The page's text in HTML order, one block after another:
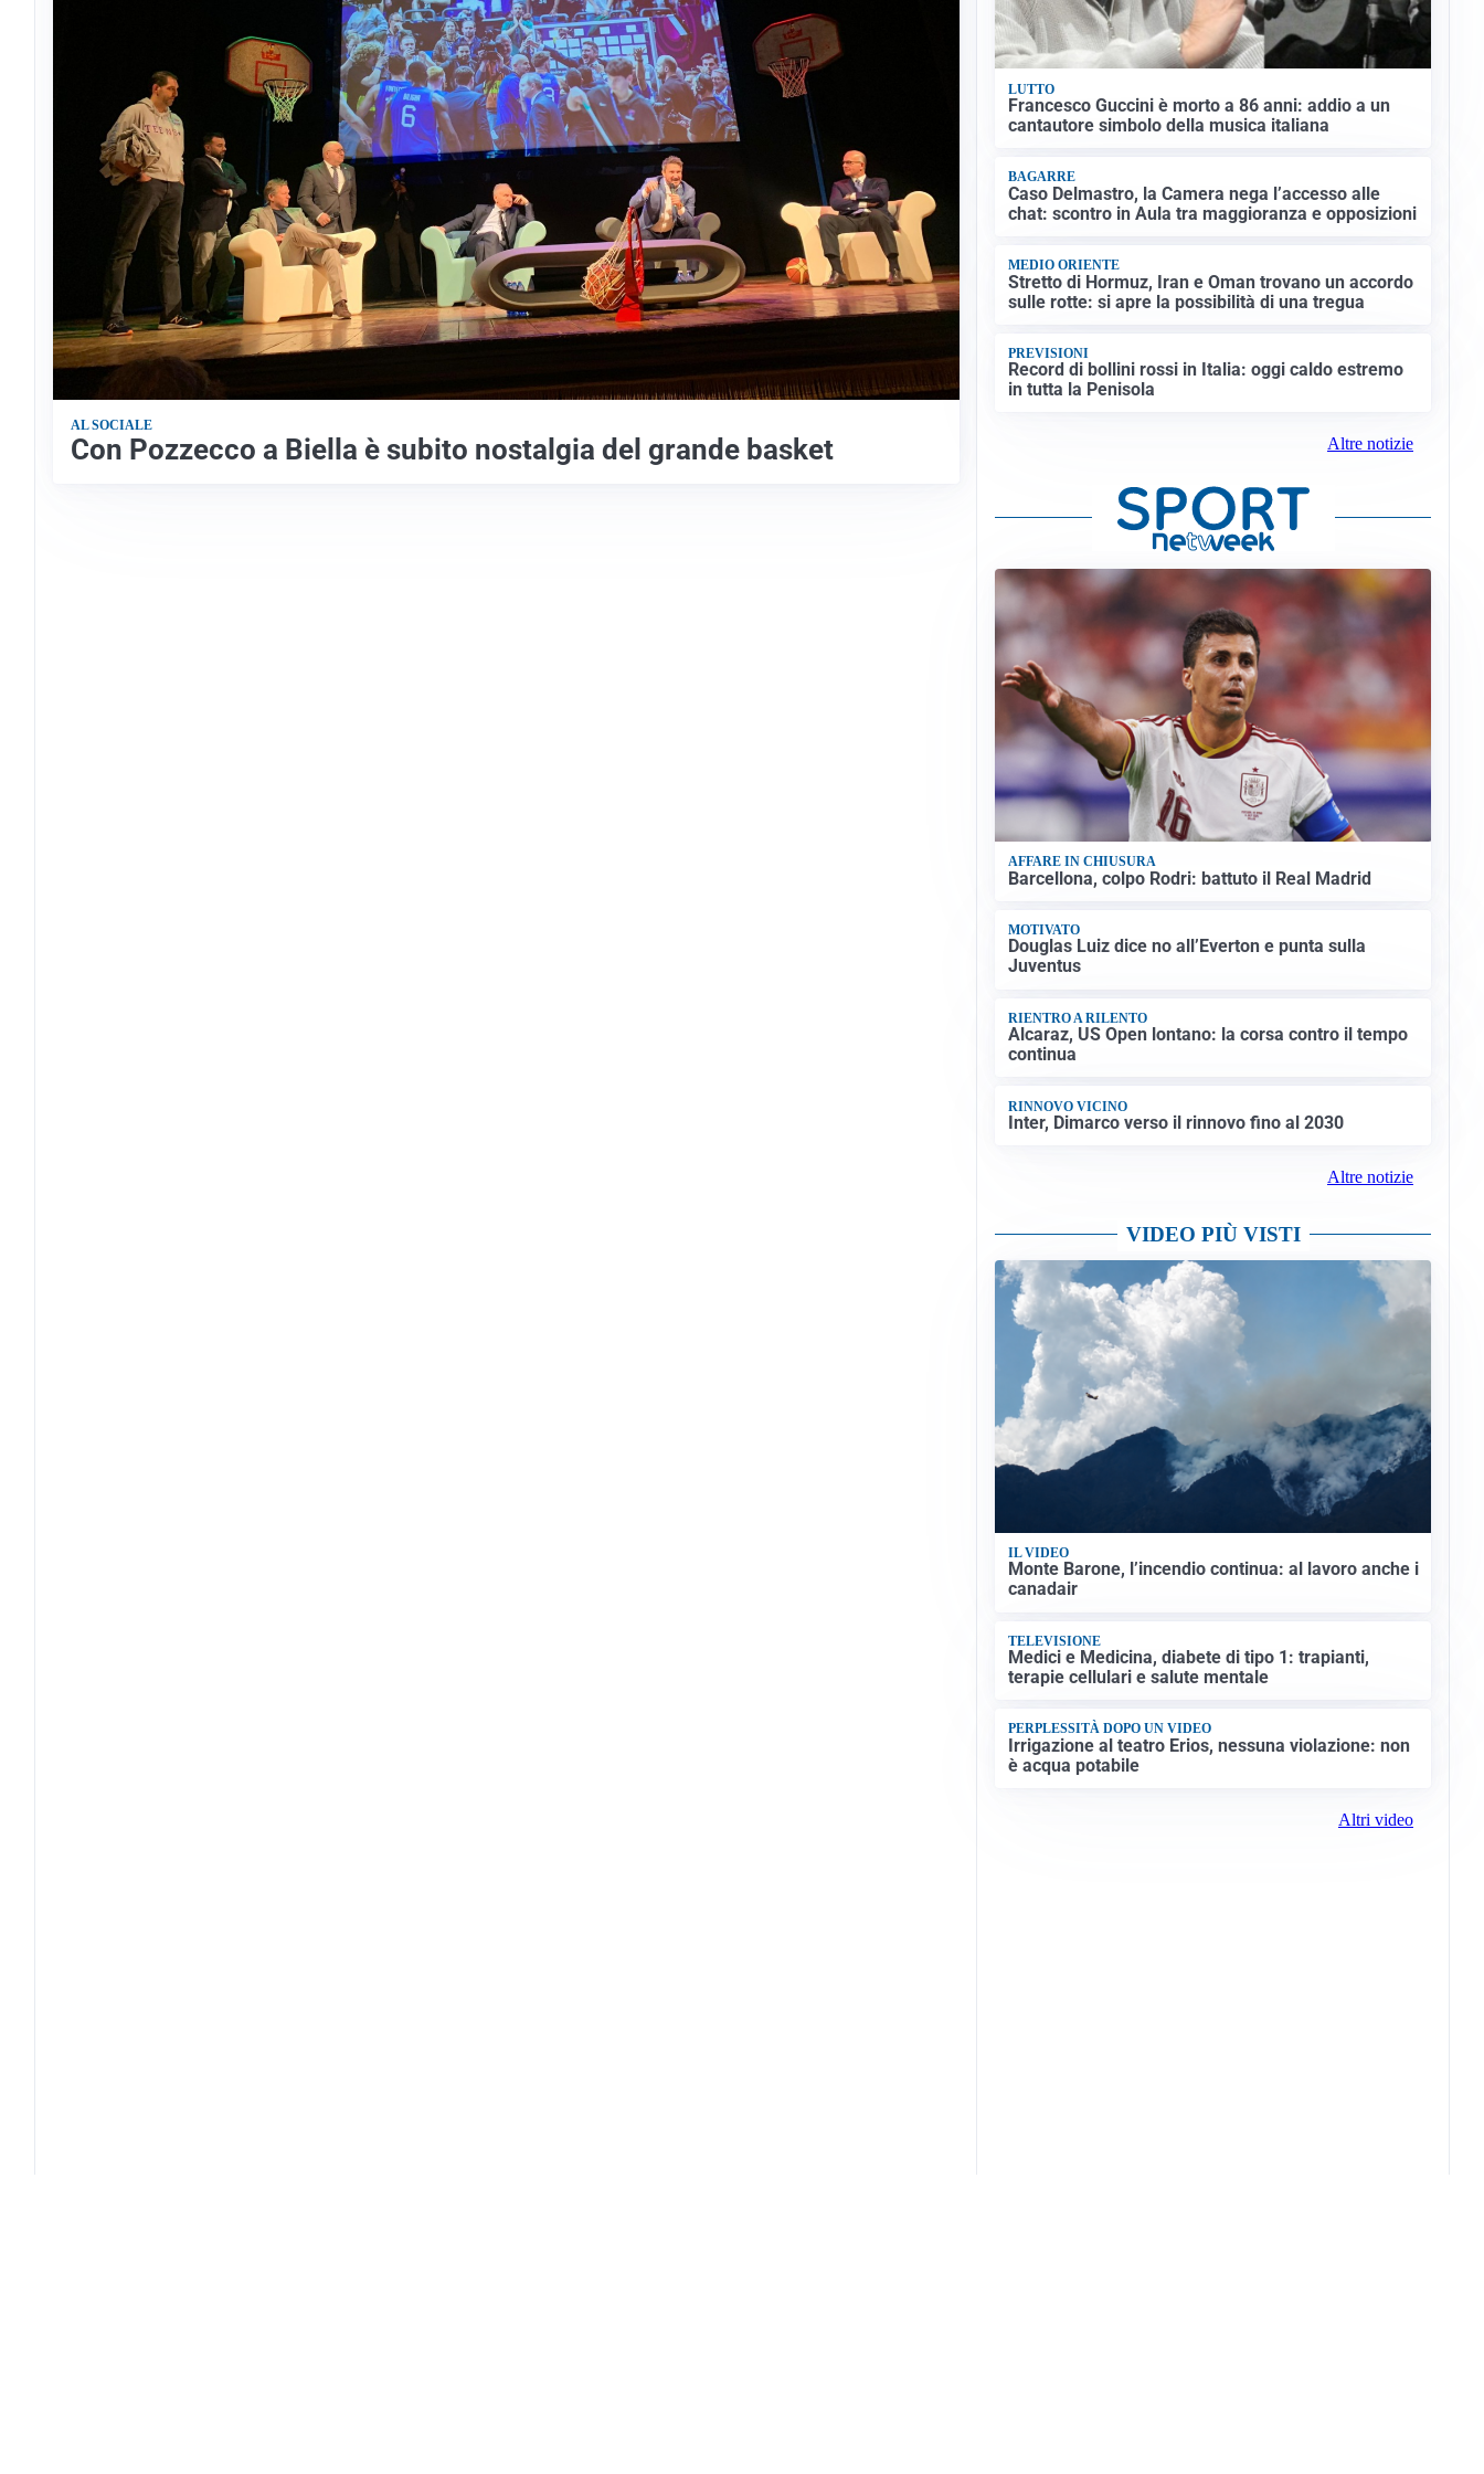
AL SOCIALE
Con Pozzecco a Biella è subito nostalgia del grande basket
LUTTO
Francesco Guccini è morto a 86 anni: addio a un
cantautore simbolo della musica italiana
BAGARRE
Caso Delmastro, la Camera nega l’accesso alle
chat: scontro in Aula tra maggioranza e opposizioni
MEDIO ORIENTE
Stretto di Hormuz, Iran e Oman trovano un accordo
sulle rotte: si apre la possibilità di una tregua
PREVISIONI
Record di bollini rossi in Italia: oggi caldo estremo
in tutta la Penisola
Altre notizie
AFFARE IN CHIUSURA
Barcellona, colpo Rodri: battuto il Real Madrid
MOTIVATO
Douglas Luiz dice no all’Everton e punta sulla
Juventus
RIENTRO A RILENTO
Alcaraz, US Open lontano: la corsa contro il tempo
continua
RINNOVO VICINO
Inter, Dimarco verso il rinnovo fino al 2030
Altre notizie
VIDEO PIÙ VISTI
IL VIDEO
Monte Barone, l’incendio continua: al lavoro anche i
canadair
TELEVISIONE
Medici e Medicina, diabete di tipo 1: trapianti,
terapie cellulari e salute mentale
PERPLESSITÀ DOPO UN VIDEO
Irrigazione al teatro Erios, nessuna violazione: non
è acqua potabile
Altri video